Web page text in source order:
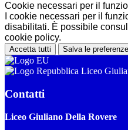
Cookie necessari per il
I cookie necessari per il
disabilitati. È possibile
cookie policy.
Accetta tutti Salva le preferenze
Liceo
Contatti
Liceo Giuliano Della Rovere